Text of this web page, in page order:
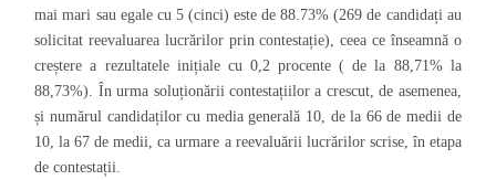
mai mari sau egale cu 5 (cinci) este de 88.73% (269 de candidați au
solicitat reevaluarea lucrărilor prin contestație), ceea ce înseamnă o
creștere a rezultatele inițiale cu 0,2 procente ( de la 88,71% la
88,73%). În urma soluționării contestațiilor a crescut, de asemenea,
și numărul candidaților cu media generală 10, de la 66 de medii de
10, la 67 de medii, ca urmare a reevaluării lucrărilor scrise, în etapa
de contestații.